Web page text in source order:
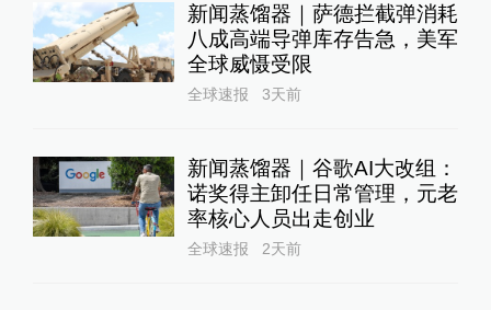
新闻蒸馏器｜萨德拦截弹消耗
八成高端导弹库存告急，美军
全球威慑受限
全球速报 3天前
新闻蒸馏器｜谷歌AI大改组：
诺奖得主卸任日常管理，元老
率核心人员出走创业
全球速报 2天前